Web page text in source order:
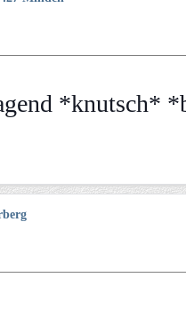
*knutsch*